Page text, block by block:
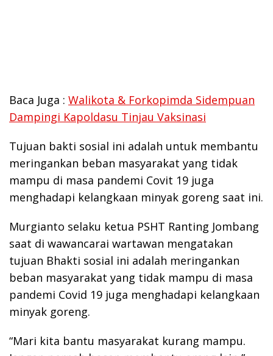
Baca Juga : Walikota & Forkopimda Sidempuan
Dampingi Kapoldasu Tinjau Vaksinasi
Tujuan bakti sosial ini adalah untuk membantu
meringankan beban masyarakat yang tidak
mampu di masa pandemi Covit 19 juga
menghadapi kelangkaan minyak goreng saat ini.
Murgianto selaku ketua PSHT Ranting Jombang
saat di wawancarai wartawan mengatakan
tujuan Bhakti sosial ini adalah meringankan
beban masyarakat yang tidak mampu di masa
pandemi Covid 19 juga menghadapi kelangkaan
minyak goreng.
“Mari kita bantu masyarakat kurang mampu.